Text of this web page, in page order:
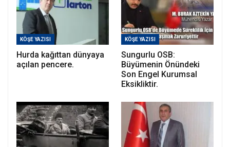
KÖŞE YAZISI
Hurda kağıttan dünyaya
açılan pencere.
KÖŞE YAZISI
Sungurlu OSB:
Büyümenin Önündeki
Son Engel Kurumsal
Eksikliktir.